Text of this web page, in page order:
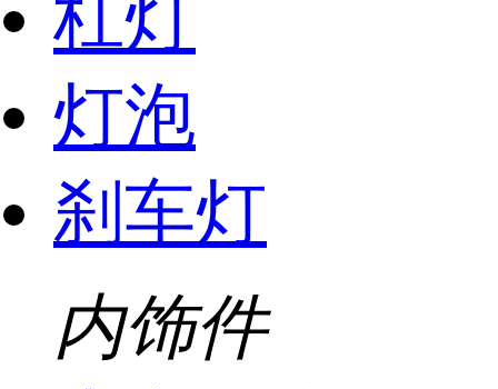
杠灯
灯泡
刹车灯
内饰件